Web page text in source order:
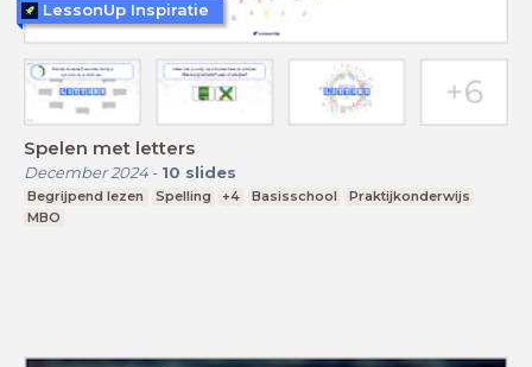
Spelen met letters
December 2024- 10 slides
Begrijpend lezen Spelling +4 Basisschool
Praktijkonderwijs
MBO
LessonUp Inspiratie